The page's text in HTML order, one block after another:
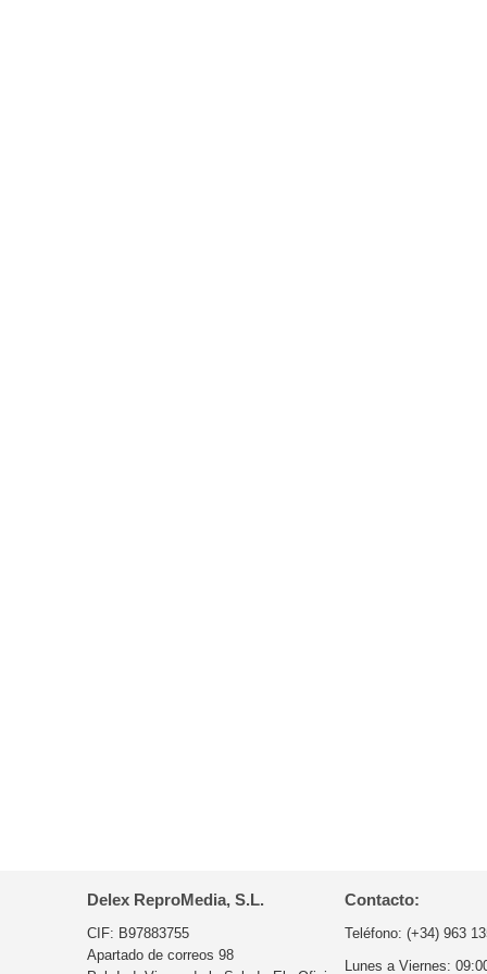
Delex ReproMedia, S.L.
CIF: B97883755
Apartado de correos 98
Contacto:
Teléfono: (+34) 963
Lunes a Viernes: